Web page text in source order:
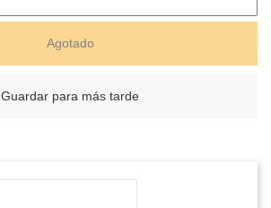
Agotado
Guardar para más tarde